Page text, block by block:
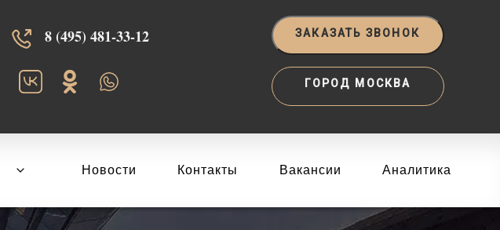
8 (495) 481-33-12‬‬ ЗАКАЗАТЬ ЗВОНОК
ГОРОД МОСКВА
Новости Контакты Вакансии Аналитика